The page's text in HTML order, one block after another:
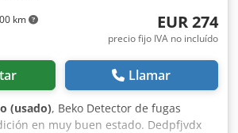
km EUR 274
precio fijo IVA no incluído
Llamar
(usado), Beko Detector de fugas
en muy buen estado. Dedpfjvdx